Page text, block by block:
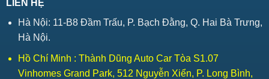
LIÊN HỆ
Hà Nội: 11-B8 Đầm Trấu, P. Bạch Đằng, Q. Hai Bà Trưng,
Hà Nội.
Hồ Chí Minh : Thành Dũng Auto Car Tòa S1.07
Vinhomes Grand Park, 512 Nguyễn Xiển, P. Long Bình,